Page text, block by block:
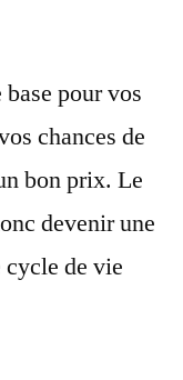
pour vos
chances de
bon prix. Le
devenir une
de vie